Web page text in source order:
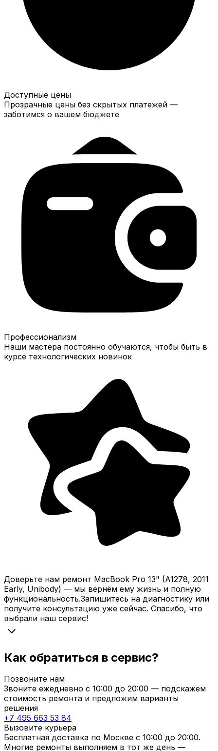
Доступные цены
Прозрачные цены без скрытых платежей —
заботимся о вашем бюджете
Профессионализм
Наши мастера постоянно обучаются, чтобы быть в
курсе технологических новинок
Доверьте нам ремонт MacBook Pro 13" (A1278, 2011
Early, Unibody) — мы вернём ему жизнь и полную
функциональность.Запишитесь на диагностику или
получите консультацию уже сейчас. Спасибо, что
выбрали наш сервис!
Как обратиться в сервис?
Позвоните нам
Звоните ежедневно с 10:00 до 20:00 — подскажем
стоимость ремонта и предложим варианты
решения
+7 495 663 53 84
Вызовите курьера
Бесплатная доставка по Москве с 10:00 до 20:00.
Многие ремонты выполняем в тот же день —